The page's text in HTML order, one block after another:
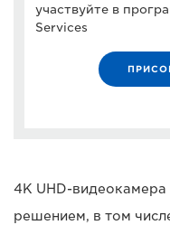
участвуйте в
Services
4K UHD-видеокамера
решением, в том